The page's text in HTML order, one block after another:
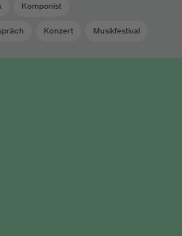
Komponist
Konzert Musikfestival